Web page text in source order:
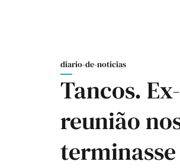
diario-de-noticias
Tancos.
reunião
terminasse